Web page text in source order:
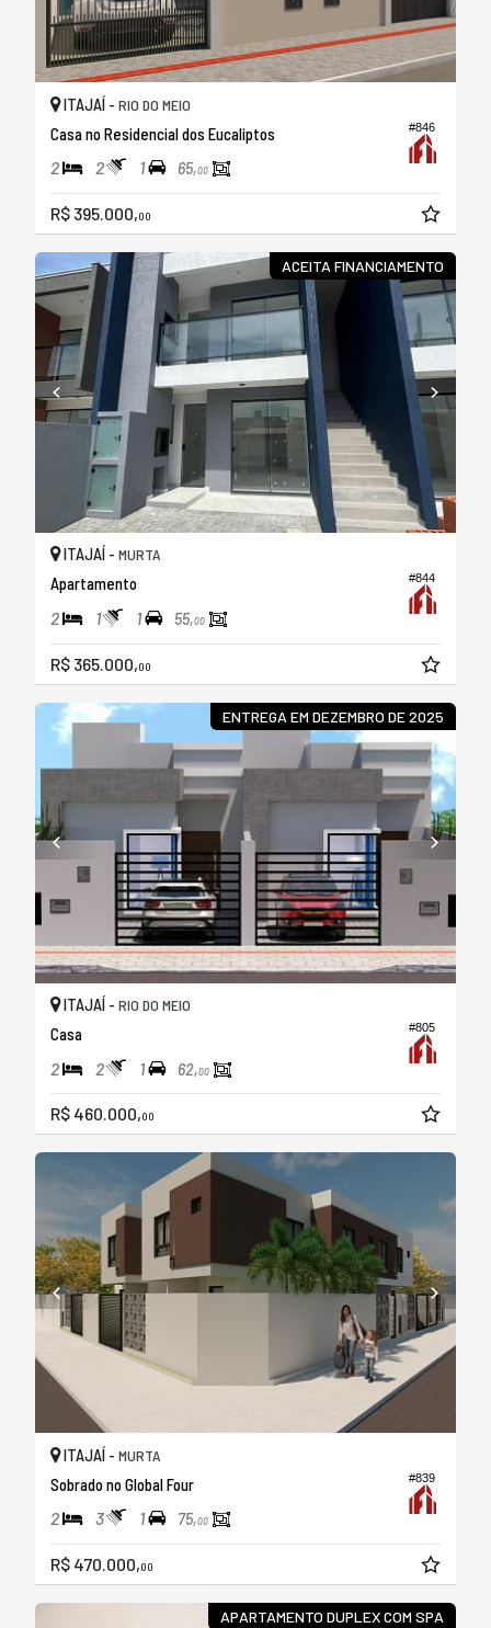
#846
ITAJAÍ - RIO DO MEIO
Casa no Residencial dos Eucaliptos
2 2 1 65,00
R$ 395.000,00
ACEITA FINANCIAMENTO
#844
ITAJAÍ - MURTA
Apartamento
2 1 1 55,00
R$ 365.000,00
ENTREGA EM DEZEMBRO DE 2025
#805
ITAJAÍ - RIO DO MEIO
Casa
2 2 1 62,00
R$ 460.000,00
#839
ITAJAÍ - MURTA
Sobrado no Global Four
2 3 1 75,00
R$ 470.000,00
APARTAMENTO DUPLEX COM SPA